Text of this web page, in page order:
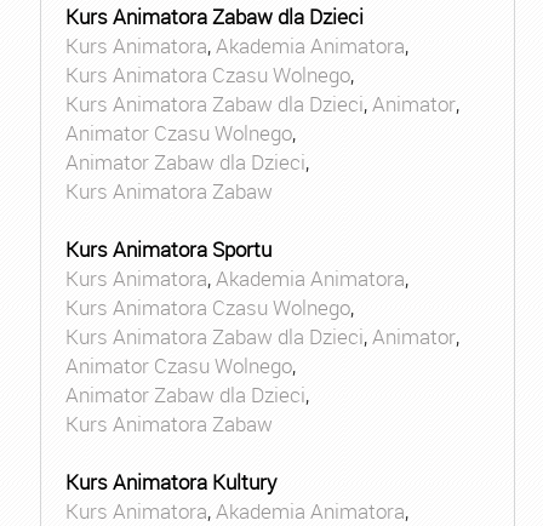
Kurs Animatora Zabaw dla Dzieci
Kurs Animatora,Akademia Animatora,
Kurs Animatora Czasu Wolnego,
Kurs Animatora Zabaw dla Dzieci,Animator,
Animator Czasu Wolnego,
Animator Zabaw dla Dzieci,
Kurs Animatora Zabaw
Kurs Animatora Sportu
Kurs Animatora,Akademia Animatora,
Kurs Animatora Czasu Wolnego,
Kurs Animatora Zabaw dla Dzieci,Animator,
Animator Czasu Wolnego,
Animator Zabaw dla Dzieci,
Kurs Animatora Zabaw
Kurs Animatora Kultury
Kurs Animatora,Akademia Animatora,